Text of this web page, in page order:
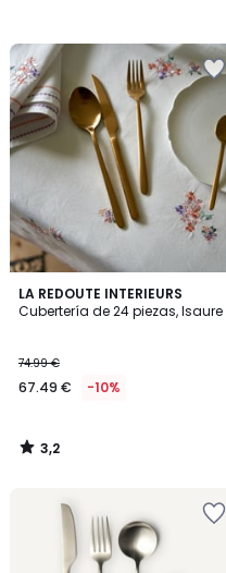
LA REDOUTE INTERIEURS
Cubertería de 24 piezas, Isaure
74.99 €
67.49 € -10%
3,2
/ 5
3,2
/